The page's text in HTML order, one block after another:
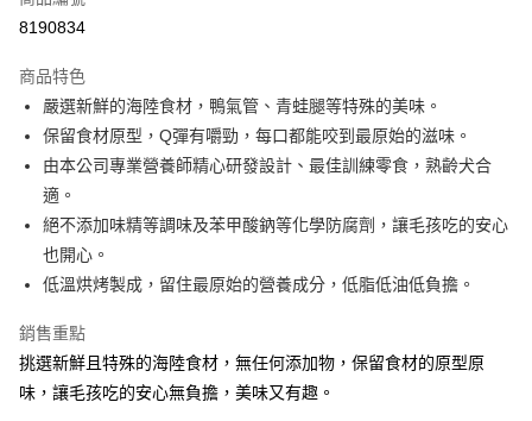
LINE Pay
運送方式
宅配
每筆NT$100，滿NT$888(含以上)免運費
8190834
商品特色
嚴選新鮮的海陸食材，鴨氣管、青蛙腿等特殊的美味。
保留食材原型，Q彈有嚼勁，每口都能咬到最原始的滋味。
由本公司專業營養師精心研發設計、最佳訓練零食，熟齡犬合
適。
絕不添加味精等調味及苯甲酸鈉等化學防腐劑，讓毛孩吃的安心
也開心。
低溫烘烤製成，留住最原始的營養成分，低脂低油低負擔。
銷售重點
挑選新鮮且特殊的海陸食材，無任何添加物，保留食材的原型原
味，讓毛孩吃的安心無負擔，美味又有趣。